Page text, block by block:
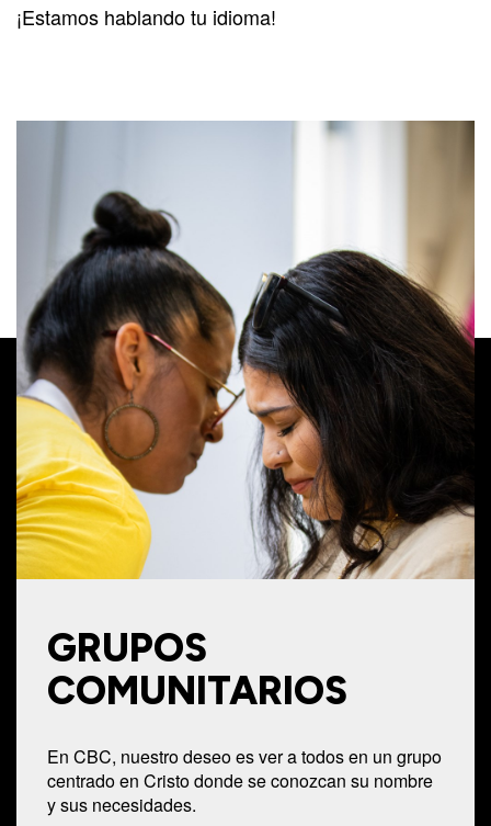
¡Estamos hablando tu idioma!
GRUPOS
COMUNITARIOS
En CBC, nuestro deseo es ver a todos en un grupo
centrado en Cristo donde se conozcan su nombre
y sus necesidades.